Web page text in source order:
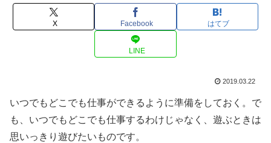
X Facebook はてブ
LINE
2019.03.22
いつでもどこでも仕事ができるように準備をしておく。で
も、いつでもどこでも仕事するわけじゃなく、遊ぶときは
思いっきり遊びたいものです。